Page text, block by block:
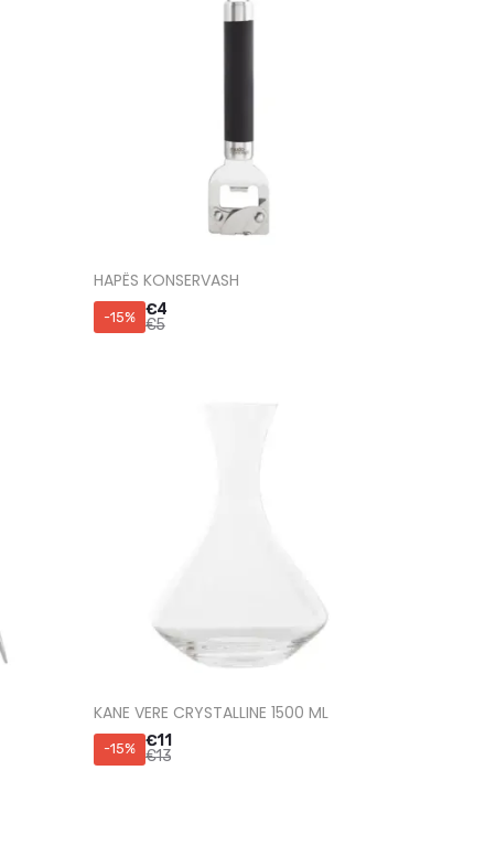
HAPËS KONSERVASH
-15% €4
€5
KANE VERE CRYSTALLINE 1500 ML
-15% €11
€13